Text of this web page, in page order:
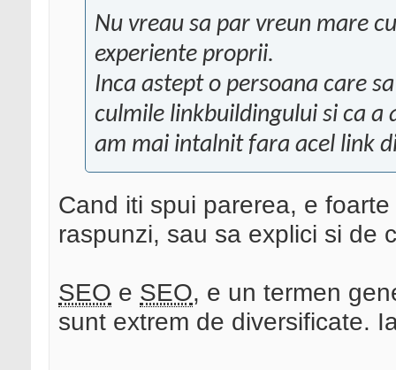
Nu vreau sa par vreun mare
experiente proprii.
Inca astept o persoana care
culmile linkbuildingului si ca
am mai intalnit fara acel link
Cand iti spui parerea, e
raspunzi, sau sa explici si de
SEO e SEO, e un termen
sunt extrem de diversificate.